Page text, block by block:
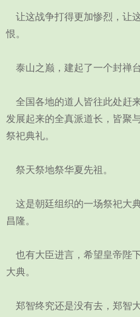
让这战争打得更加惨烈，让
恨。
泰山之巅，建起了一个封禅台
全国各地的道人皆往此处赶
发展起来的全真派道长，皆聚
祭祀典礼。
祭天祭地祭华夏先祖。
这是朝廷组织的一场祭祀大
昌隆。
也有大臣进言，希望皇帝陛
大典。
郑智终究还是没有去，郑智